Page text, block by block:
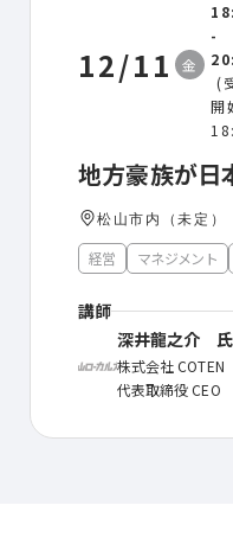
12/11 金
-
(
開
地⽅豪族が⽇
松山市内（未定）
経営 マネジメント
講師
深井⿓之介 氏
株式会社 COTEN
代表取締役 CEO